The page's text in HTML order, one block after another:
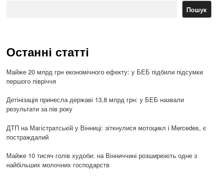
Пошук
Останні статті
Майже 20 млрд грн економічного ефекту: у БЕБ підбили підсумки
першого півріччя
Детінізація принесла державі 13,8 млрд грн: у БЕБ назвали
результати за пів року
ДТП на Магістратській у Вінниці: зіткнулися мотоцикл і Mercedes, є
постраждалий
Майже 10 тисяч голів худоби: на Вінниччині розширюють одне з
найбільших молочних господарств